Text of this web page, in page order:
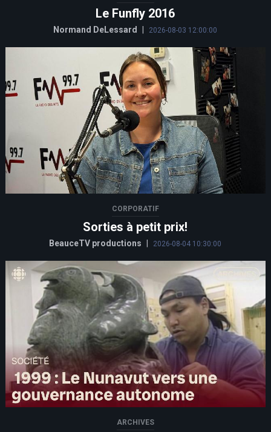
Le Funfly 2016
Normand DeLessard 2026-08-03 12:00:00
CORPORATIF
Sorties à petit prix!
BeauceTV productions 2026-08-04 10:30:00
ARCHIVES